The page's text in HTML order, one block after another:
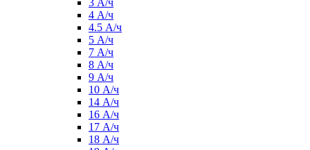
3 А/ч
4 А/ч
4.5 А/ч
5 А/ч
7 А/ч
8 А/ч
9 А/ч
10 А/ч
14 А/ч
16 А/ч
17 А/ч
18 А/ч